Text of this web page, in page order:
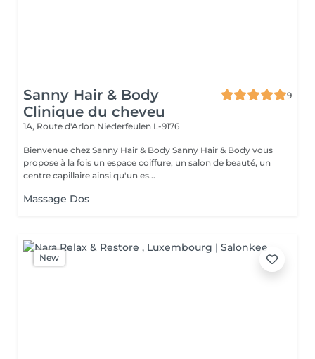
Sanny Hair & Body
Clinique du cheveu
9
1A, Route d'Arlon Niederfeulen L-9176
Bienvenue chez Sanny Hair & Body Sanny Hair & Body vous
propose à la fois un espace coiffure, un salon de beauté, un
centre capillaire ainsi qu'un es...
Massage Dos
New